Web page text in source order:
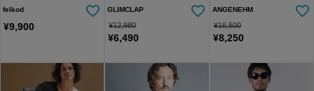
felkod
¥9,900
GLIMCLAP
¥12,980
¥6,490
ANGENEHM
¥16,500
¥8,250